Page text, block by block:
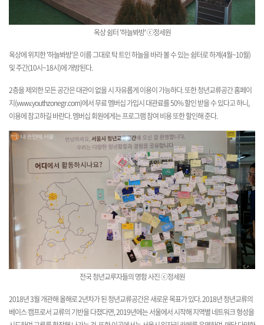
옥상 쉼터 '하늘봐방' ⓒ정세원
옥상에 위치한 '하늘봐방'은 이름 그대로 탁 트인 하늘을 바라 볼 수 있는 쉼터로 하계(4월~10월)
및 주간(10시~18시)에 개방된다.
2층을 제외한 모든 공간은 대관이 없을 시 자유롭게 이용이 가능하다. 또한 청년교류공간 홈페이
지(www.youthzonegr.com)에서 무료 멤버십 가입시 대관료를 50% 할인 받을 수 있다고 하니,
이용에 참고하길 바란다. 멤버십 회원에게는 프로그램 참여 비용 또한 할인해 준다.
전국 청년교루자들의 명함 사진 ⓒ정세원
2018년 3월 개관해 올해로 2년차가 된 청년교류공간은 새로운 목표가 있다. 2018년 청년교류의
베이스 캠프로서 교류의 기반을 다졌다면, 2019년에는 서울에서 시작해 지역별 네트워크 형성을